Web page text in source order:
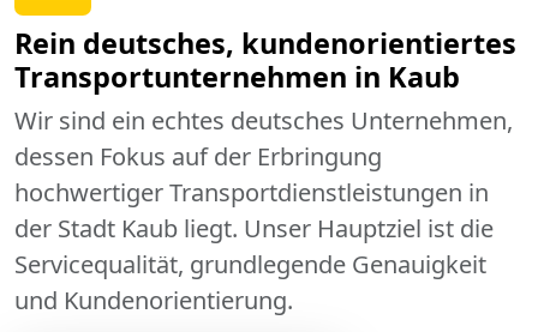
Rein deutsches, kundenorientiertes
Transportunternehmen in Kaub
Wir sind ein echtes deutsches Unternehmen,
dessen Fokus auf der Erbringung
hochwertiger Transportdienstleistungen in
der Stadt Kaub liegt. Unser Hauptziel ist die
Servicequalität, grundlegende Genauigkeit
und Kundenorientierung.